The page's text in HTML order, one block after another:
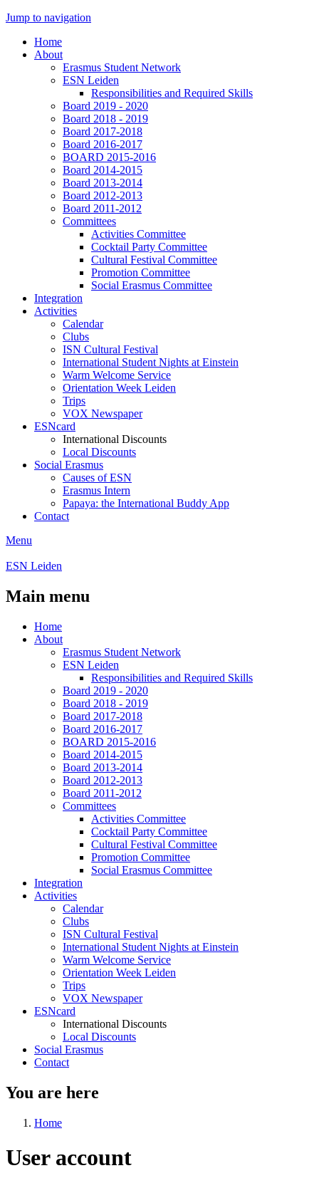
Jump to navigation
Home
About
Erasmus Student Network
ESN Leiden
Responsibilities and Required Skills
Board 2019 - 2020
Board 2018 - 2019
Board 2017-2018
Board 2016-2017
BOARD 2015-2016
Board 2014-2015
Board 2013-2014
Board 2012-2013
Board 2011-2012
Committees
Activities Committee
Cocktail Party Committee
Cultural Festival Committee
Promotion Committee
Social Erasmus Committee
Integration
Activities
Calendar
Clubs
ISN Cultural Festival
International Student Nights at Einstein
Warm Welcome Service
Orientation Week Leiden
Trips
VOX Newspaper
ESNcard
International Discounts
Local Discounts
Social Erasmus
Causes of ESN
Erasmus Intern
Papaya: the International Buddy App
Contact
Menu
ESN Leiden
Main menu
Home
About
Erasmus Student Network
ESN Leiden
Responsibilities and Required Skills
Board 2019 - 2020
Board 2018 - 2019
Board 2017-2018
Board 2016-2017
BOARD 2015-2016
Board 2014-2015
Board 2013-2014
Board 2012-2013
Board 2011-2012
Committees
Activities Committee
Cocktail Party Committee
Cultural Festival Committee
Promotion Committee
Social Erasmus Committee
Integration
Activities
Calendar
Clubs
ISN Cultural Festival
International Student Nights at Einstein
Warm Welcome Service
Orientation Week Leiden
Trips
VOX Newspaper
ESNcard
International Discounts
Local Discounts
Social Erasmus
Contact
You are here
Home
User account